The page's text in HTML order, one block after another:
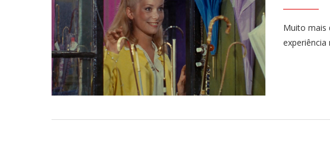
Muito mais
experiência